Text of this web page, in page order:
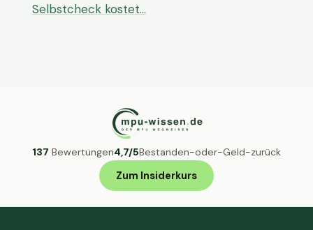
Selbstcheck kostet…
137 Bewertungen4,7/5Bestanden-oder-Geld-zurück
Zum Insiderkurs